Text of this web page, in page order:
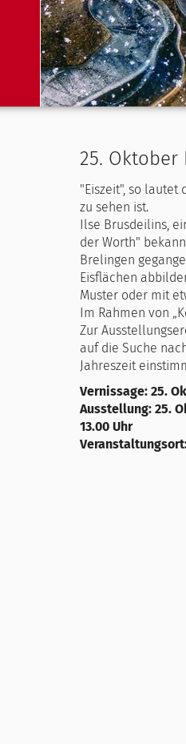
25. Oktober
"Eiszeit", so lautet
zu sehen ist.
Ilse Brusdeilins,
der Worth"
Brelingen
Eisflächen
Muster oder mit
Im Rahmen von
Zur
auf die Suche
Jahreszeit
Vernissage: 25.
Ausstellung: 25.
13.00 Uhr